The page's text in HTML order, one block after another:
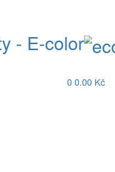
- E-color
0 0.00 Kč